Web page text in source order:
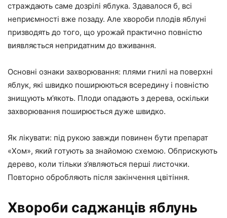
страждають саме дозрілі яблука. Здавалося б, всі
неприємності вже позаду. Але хвороби плодів яблуні
призводять до того, що урожай практично повністю
виявляється непридатним до вживання.
Основні ознаки захворювання: плями гнилі на поверхні
яблук, які швидко поширюються всередину і повністю
знищують м’якоть. Плоди опадають з дерева, оскільки
захворювання поширюється дуже швидко.
Як лікувати: під рукою завжди повинен бути препарат
«Хом», який готують за знайомою схемою. Обприскують
дерево, коли тільки з’являються перші листочки.
Повторно обробляють після закінчення цвітіння.
Хвороби саджанців яблунь